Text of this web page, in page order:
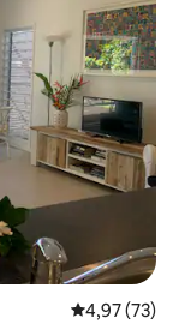
4,97 de uma
4,97 (73)